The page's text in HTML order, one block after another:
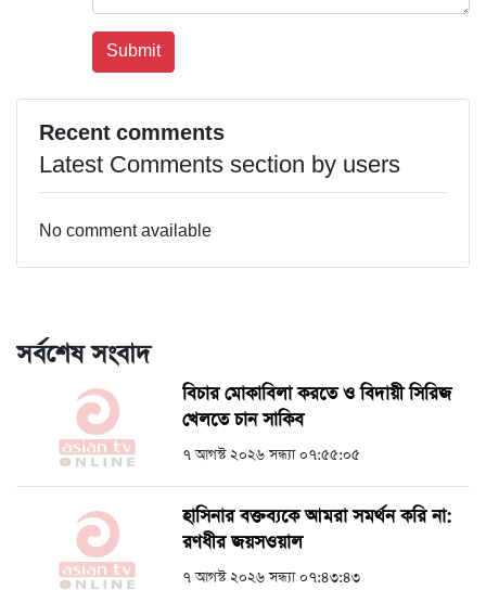
Recent comments
Latest Comments section by users
No comment available
সর্বশেষ সংবাদ
বিচার মোকাবিলা করতে ও বিদায়ী সিরিজ
খেলতে চান সাকিব
৭ আগস্ট ২০২৬ সন্ধ্যা ০৭:৫৫:০৫
হাসিনার বক্তব্যকে আমরা সমর্থন করি না:
রণধীর জয়সওয়াল
৭ আগস্ট ২০২৬ সন্ধ্যা ০৭:৪৩:৪৩